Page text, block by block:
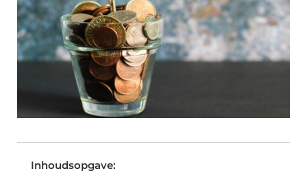
Inhoudsopgave: